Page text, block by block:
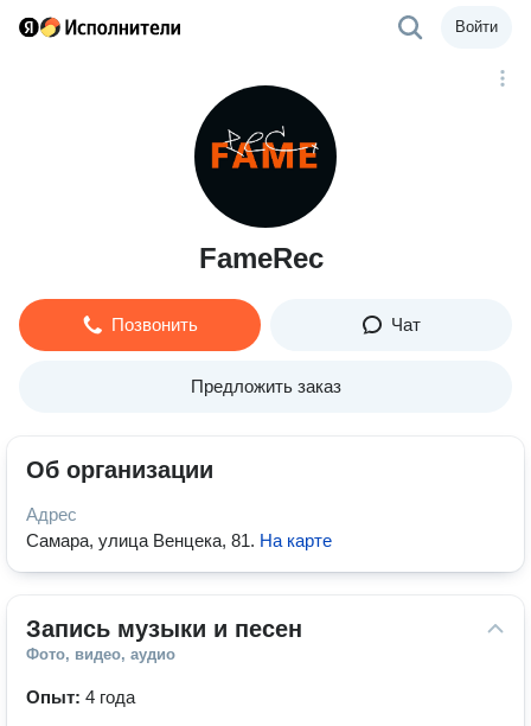
Войти
FameRec
Позвонить Чат
Предложить заказ
Об организации
Адрес
Самара, улица Венцека, 81. На карте
Запись музыки и песен
Фото, видео, аудио
Опыт: 4 года